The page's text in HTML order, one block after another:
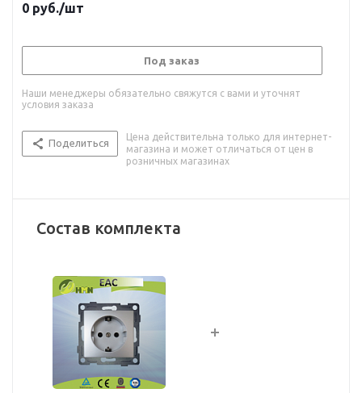
0 руб./шт
Под заказ
Наши менеджеры обязательно свяжутся с вами и уточнят
условия заказа
Поделиться
Цена действительна только для интернет-
магазина и может отличаться от цен в
розничных магазинах
Состав комплекта